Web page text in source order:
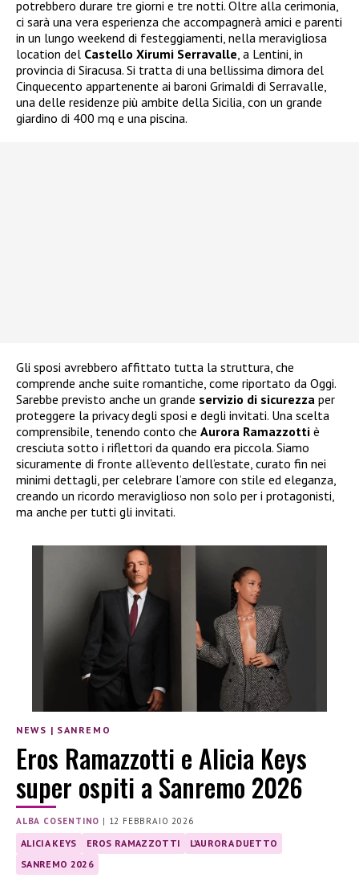
potrebbero durare tre giorni e tre notti. Oltre alla cerimonia,
ci sarà una vera esperienza che accompagnerà amici e parenti
in un lungo weekend di festeggiamenti, nella meravigliosa
location del Castello Xirumi Serravalle , a Lentini, in
provincia di Siracusa. Si tratta di una bellissima dimora del
Cinquecento appartenente ai baroni Grimaldi di Serravalle,
una delle residenze più ambite della Sicilia, con un grande
giardino di 400 mq e una piscina.
Gli sposi avrebbero affittato tutta la struttura, che
comprende anche suite romantiche, come riportato da Oggi.
Sarebbe previsto anche un grande servizio di sicurezza per
proteggere la privacy degli sposi e degli invitati. Una scelta
comprensibile, tenendo conto che Aurora Ramazzotti è
cresciuta sotto i riflettori da quando era piccola. Siamo
sicuramente di fronte all’evento dell’estate, curato fin nei
minimi dettagli, per celebrare l’amore con stile ed eleganza,
creando un ricordo meraviglioso non solo per i protagonisti,
ma anche per tutti gli invitati.
NEWS | SANREMO
Eros Ramazzotti e Alicia Keys
super ospiti a Sanremo 2026
ALBA COSENTINO | 12 FEBBRAIO 2026
ALICIA KEYS EROS RAMAZZOTTI
L'AURORA DUETTO
SANREMO 2026